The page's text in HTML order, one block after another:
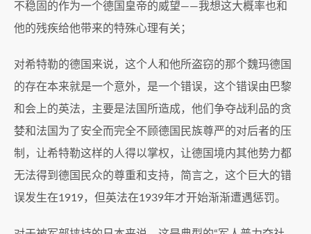
不稳固的作为一个德国皇帝的威望——我想这大概率也和
他的残疾给他带来的特殊心理有关；
对希特勒的德国来说，这个人和他所盗窃的那个魏玛德国
的存在本来就是一个意外，是一个错误，这个错误由巴黎
和会上的英法，主要是法国所造成，他们争夺战利品的贪
婪和法国为了安全而完全不顾德国民族尊严的对后者的压
制，让希特勒这样的人得以掌权，让德国境内其他势力都
无法得到德国民众的尊重和支持，简言之，这个巨大的错
误发生在1919，但英法在1939年才开始渐渐遭遇惩罚。